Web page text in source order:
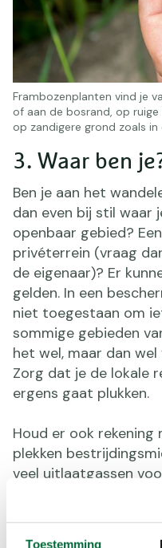
Toestemming
3. Waar ben
Ben je aan het
dan even bij stil waar
openbaar gebied?
privéterrein (vraag
de eigenaar)? Er
gelden. In een
niet toegestaan om
sommige gebieden
het wel, maar dan
Zorg dat je de lokale
ergens gaat plukken.
Houd er ook
plekken
veel uitlaatgassen
Hangt de vrucht,
grond? Dan kan het
Frambozenplanten vind je
of aan de bosrand, op
op zandigere grond zoals in